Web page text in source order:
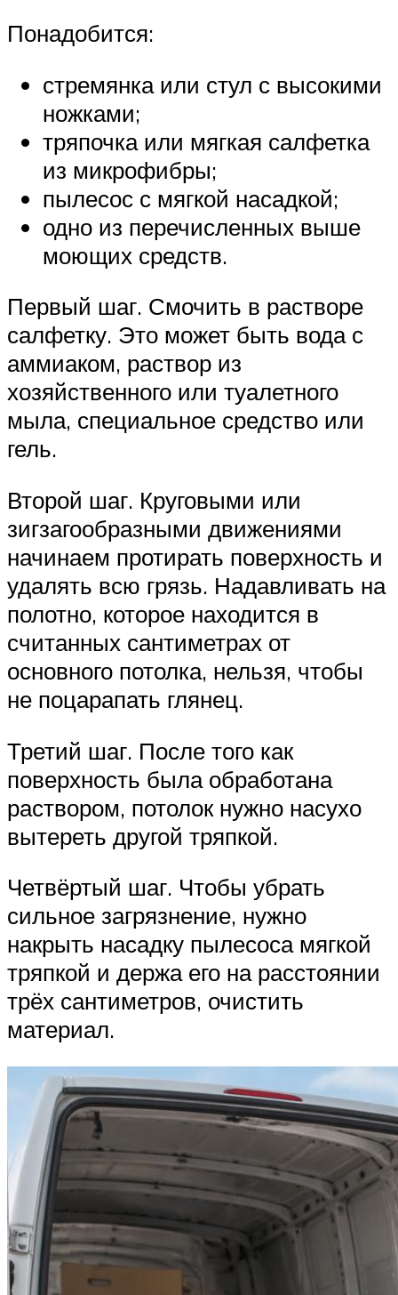
Понадобится:
стремянка или стул с высокими
ножками;
тряпочка или мягкая салфетка
из микрофибры;
пылесос с мягкой насадкой;
одно из перечисленных выше
моющих средств.
Первый шаг. Смочить в растворе
салфетку. Это может быть вода с
аммиаком, раствор из
хозяйственного или туалетного
мыла, специальное средство или
гель.
Второй шаг. Круговыми или
зигзагообразными движениями
начинаем протирать поверхность и
удалять всю грязь. Надавливать на
полотно, которое находится в
считанных сантиметрах от
основного потолка, нельзя, чтобы
не поцарапать глянец.
Третий шаг. После того как
поверхность была обработана
раствором, потолок нужно насухо
вытереть другой тряпкой.
Четвёртый шаг. Чтобы убрать
сильное загрязнение, нужно
накрыть насадку пылесоса мягкой
тряпкой и держа его на расстоянии
трёх сантиметров, очистить
материал.